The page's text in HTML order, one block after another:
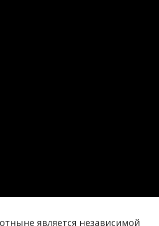
является независимой